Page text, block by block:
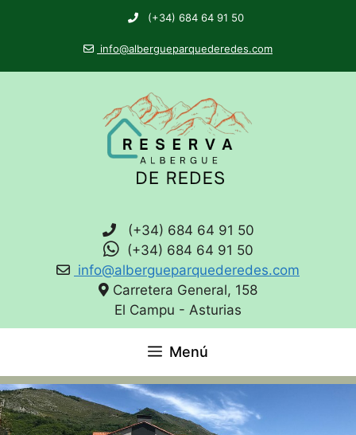
(+34) 684 64 91 50
info@albergueparquederedes.com
(+34) 684 64 91 50
(+34) 684 64 91 50
info@albergueparquederedes.com
Carretera General, 158
El Campu - Asturias
Menú